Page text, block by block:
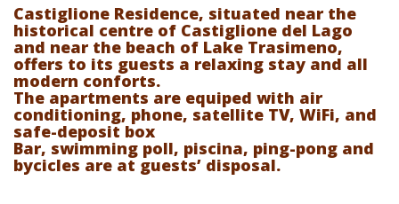
Castiglione Residence, situated near the
historical centre of Castiglione del Lago
and near the beach of Lake Trasimeno,
offers to its guests a relaxing stay and all
modern conforts.
The apartments are equiped with air
conditioning, phone, satellite TV, WiFi, and
safe-deposit box
Bar, swimming poll, piscina, ping-pong and
bycicles are at guests’ disposal.